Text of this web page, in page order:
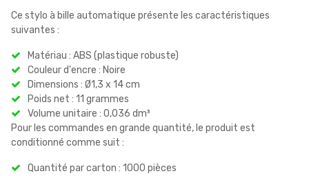
Ce stylo à bille automatique présente les caractéristiques
suivantes :
Matériau : ABS (plastique robuste)
Couleur d'encre : Noire
Dimensions : Ø1,3 x 14 cm
Poids net : 11 grammes
Volume unitaire : 0,036 dm³
Pour les commandes en grande quantité, le produit est
conditionné comme suit :
Quantité par carton : 1000 pièces